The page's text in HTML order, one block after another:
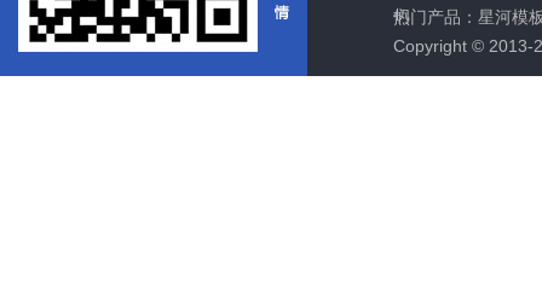
们
热门产品： 星河模
Copyright © 2013-